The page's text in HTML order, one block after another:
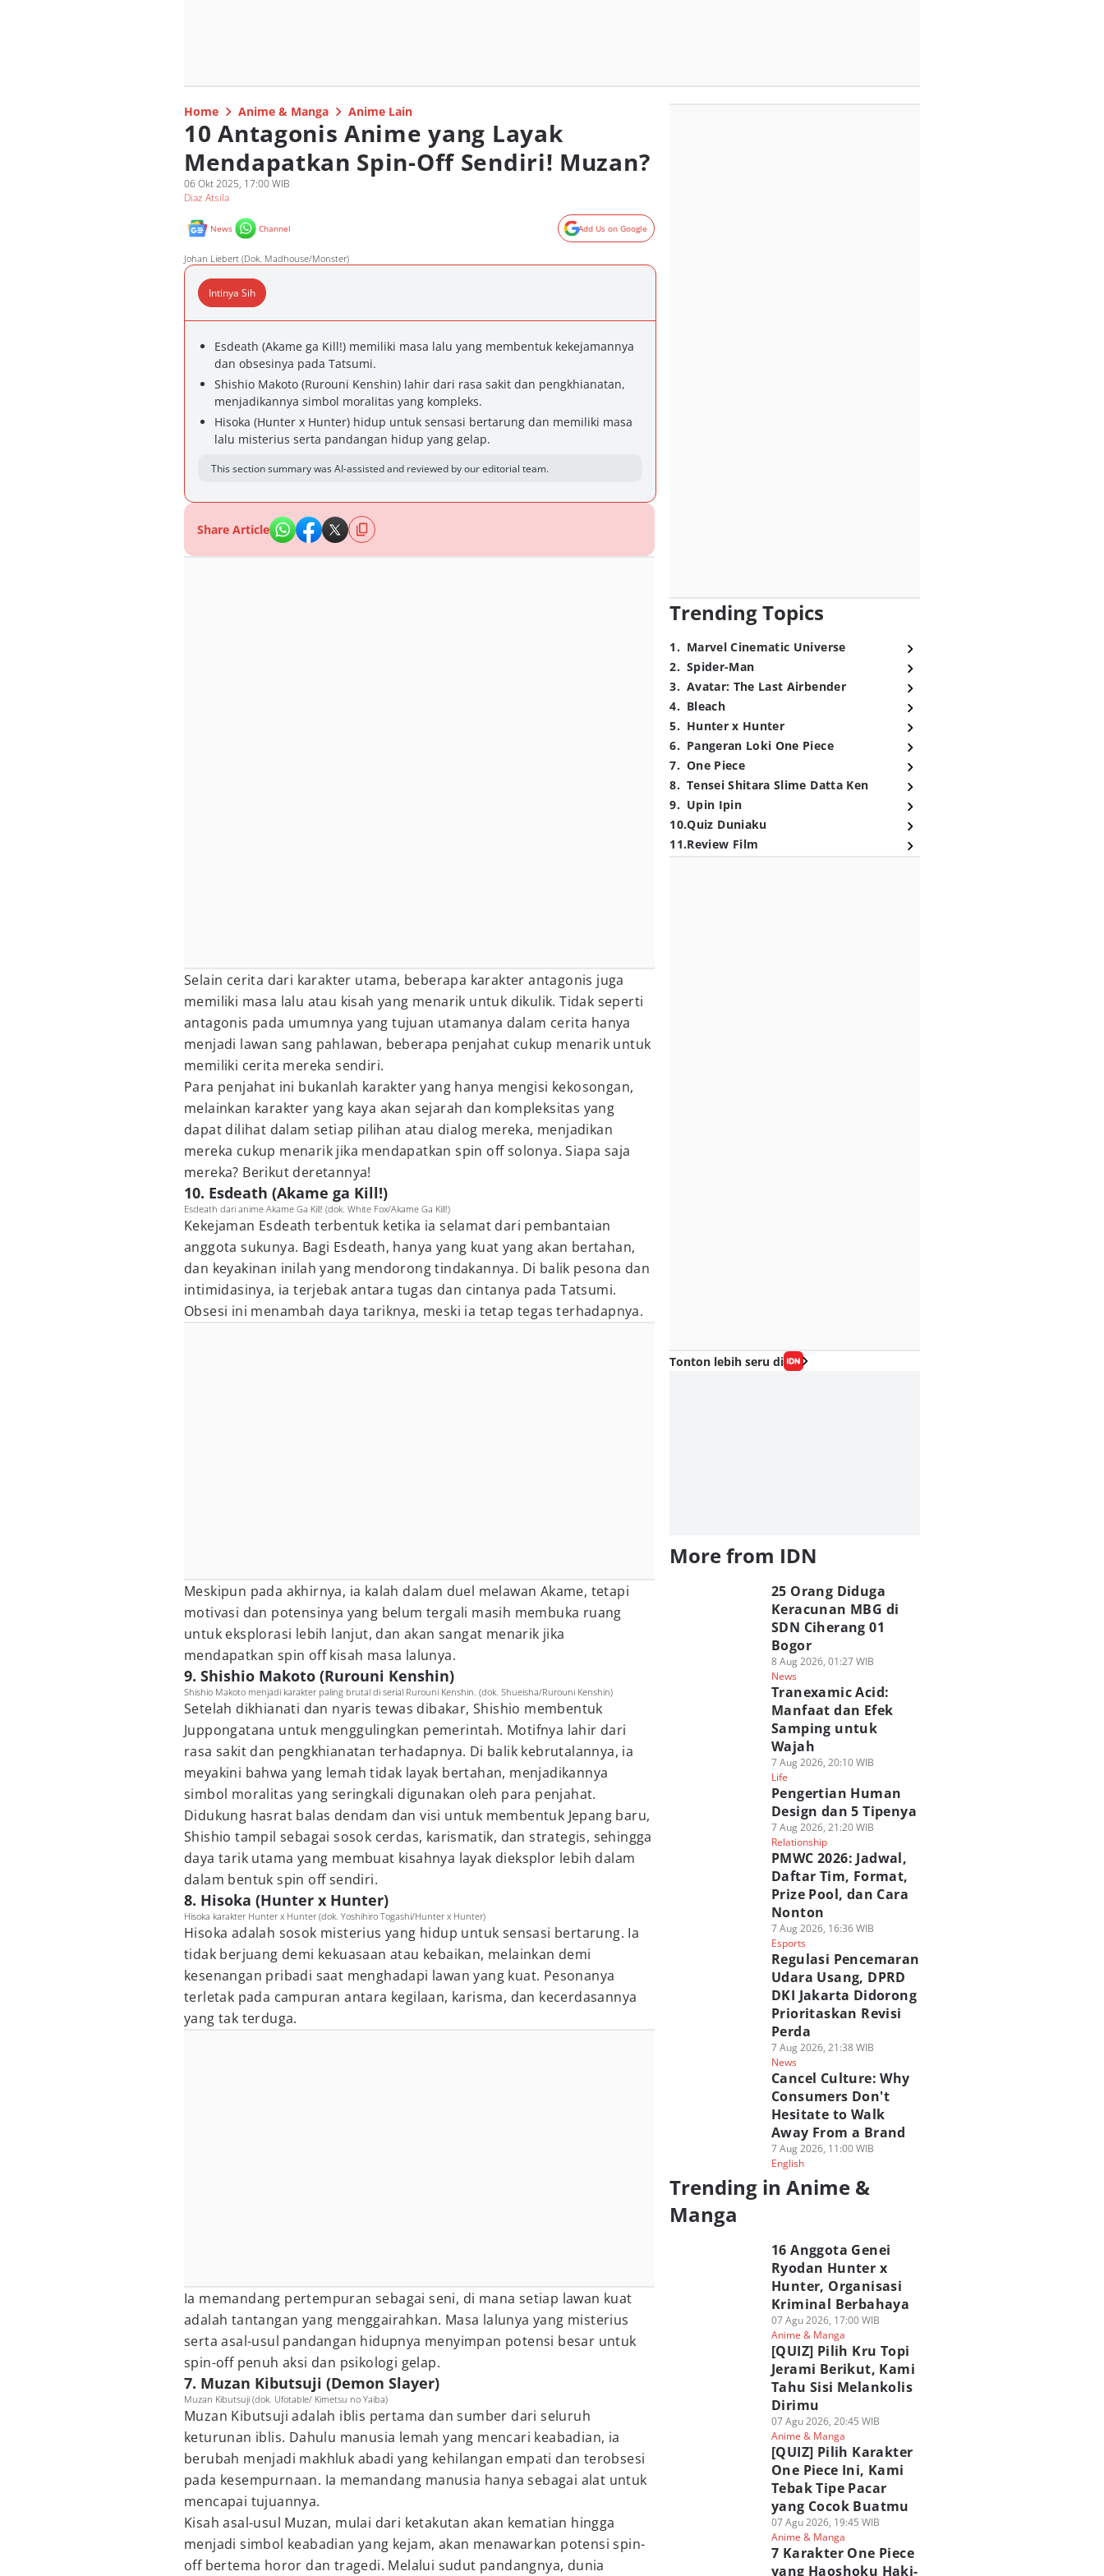
Home Anime & Manga Anime Lain
10 Antagonis Anime yang Layak
Mendapatkan Spin-Off Sendiri! Muzan?
06 Okt 2025, 17:00 WIB
Diaz Atsila
News Channel Add Us on Google
Johan Liebert (Dok. Madhouse/Monster)
Intinya Sih
Esdeath (Akame ga Kill!) memiliki masa lalu yang membentuk kekejamannya
dan obsesinya pada Tatsumi.
Shishio Makoto (Rurouni Kenshin) lahir dari rasa sakit dan pengkhianatan,
menjadikannya simbol moralitas yang kompleks.
Hisoka (Hunter x Hunter) hidup untuk sensasi bertarung dan memiliki masa
lalu misterius serta pandangan hidup yang gelap.
This section summary was AI-assisted and reviewed by our editorial team.
Share Article
Selain cerita dari karakter utama, beberapa karakter antagonis juga
memiliki masa lalu atau kisah yang menarik untuk dikulik. Tidak seperti
antagonis pada umumnya yang tujuan utamanya dalam cerita hanya
menjadi lawan sang pahlawan, beberapa penjahat cukup menarik untuk
memiliki cerita mereka sendiri.
Para penjahat ini bukanlah karakter yang hanya mengisi kekosongan,
melainkan karakter yang kaya akan sejarah dan kompleksitas yang
dapat dilihat dalam setiap pilihan atau dialog mereka, menjadikan
mereka cukup menarik jika mendapatkan spin off solonya. Siapa saja
mereka? Berikut deretannya!
10. Esdeath (Akame ga Kill!)
Esdeath dari anime Akame Ga Kill! (dok. White Fox/Akame Ga Kill!)
Kekejaman Esdeath terbentuk ketika ia selamat dari pembantaian
anggota sukunya. Bagi Esdeath, hanya yang kuat yang akan bertahan,
dan keyakinan inilah yang mendorong tindakannya. Di balik pesona dan
intimidasinya, ia terjebak antara tugas dan cintanya pada Tatsumi.
Obsesi ini menambah daya tariknya, meski ia tetap tegas terhadapnya.
Meskipun pada akhirnya, ia kalah dalam duel melawan Akame, tetapi
motivasi dan potensinya yang belum tergali masih membuka ruang
untuk eksplorasi lebih lanjut, dan akan sangat menarik jika
mendapatkan spin off kisah masa lalunya.
9. Shishio Makoto (Rurouni Kenshin)
Shishio Makoto menjadi karakter paling brutal di serial Rurouni Kenshin. (dok. Shueisha/Rurouni Kenshin)
Setelah dikhianati dan nyaris tewas dibakar, Shishio membentuk
Juppongatana untuk menggulingkan pemerintah. Motifnya lahir dari
rasa sakit dan pengkhianatan terhadapnya. Di balik kebrutalannya, ia
meyakini bahwa yang lemah tidak layak bertahan, menjadikannya
simbol moralitas yang seringkali digunakan oleh para penjahat.
Didukung hasrat balas dendam dan visi untuk membentuk Jepang baru,
Shishio tampil sebagai sosok cerdas, karismatik, dan strategis, sehingga
daya tarik utama yang membuat kisahnya layak dieksplor lebih dalam
dalam bentuk spin off sendiri.
8. Hisoka (Hunter x Hunter)
Hisoka karakter Hunter x Hunter (dok. Yoshihiro Togashi/Hunter x Hunter)
Hisoka adalah sosok misterius yang hidup untuk sensasi bertarung. Ia
tidak berjuang demi kekuasaan atau kebaikan, melainkan demi
kesenangan pribadi saat menghadapi lawan yang kuat. Pesonanya
terletak pada campuran antara kegilaan, karisma, dan kecerdasannya
yang tak terduga.
Ia memandang pertempuran sebagai seni, di mana setiap lawan kuat
adalah tantangan yang menggairahkan. Masa lalunya yang misterius
serta asal-usul pandangan hidupnya menyimpan potensi besar untuk
spin-off penuh aksi dan psikologi gelap.
7. Muzan Kibutsuji (Demon Slayer)
Muzan Kibutsuji (dok. Ufotable/ Kimetsu no Yaiba)
Muzan Kibutsuji adalah iblis pertama dan sumber dari seluruh
keturunan iblis. Dahulu manusia lemah yang mencari keabadian, ia
berubah menjadi makhluk abadi yang kehilangan empati dan terobsesi
pada kesempurnaan. Ia memandang manusia hanya sebagai alat untuk
mencapai tujuannya.
Kisah asal-usul Muzan, mulai dari ketakutan akan kematian hingga
menjadi simbol keabadian yang kejam, akan menawarkan potensi spin-
off bertema horor dan tragedi. Melalui sudut pandangnya, dunia
Trending Topics
1. Marvel Cinematic Universe
2. Spider-Man
3. Avatar: The Last Airbender
4. Bleach
5. Hunter x Hunter
6. Pangeran Loki One Piece
7. One Piece
8. Tensei Shitara Slime Datta Ken
9. Upin Ipin
10.Quiz Duniaku
11.Review Film
Tonton lebih seru di
More from IDN
25 Orang Diduga
Keracunan MBG di
SDN Ciherang 01
Bogor
8 Aug 2026, 01:27 WIB
News
Tranexamic Acid:
Manfaat dan Efek
Samping untuk
Wajah
7 Aug 2026, 20:10 WIB
Life
Pengertian Human
Design dan 5 Tipenya
7 Aug 2026, 21:20 WIB
Relationship
PMWC 2026: Jadwal,
Daftar Tim, Format,
Prize Pool, dan Cara
Nonton
7 Aug 2026, 16:36 WIB
Esports
Regulasi Pencemaran
Udara Usang, DPRD
DKI Jakarta Didorong
Prioritaskan Revisi
Perda
7 Aug 2026, 21:38 WIB
News
Cancel Culture: Why
Consumers Don't
Hesitate to Walk
Away From a Brand
7 Aug 2026, 11:00 WIB
English
Trending in Anime &
Manga
16 Anggota Genei
Ryodan Hunter x
Hunter, Organisasi
Kriminal Berbahaya
07 Agu 2026, 17:00 WIB
Anime & Manga
[QUIZ] Pilih Kru Topi
Jerami Berikut, Kami
Tahu Sisi Melankolis
Dirimu
07 Agu 2026, 20:45 WIB
Anime & Manga
[QUIZ] Pilih Karakter
One Piece Ini, Kami
Tebak Tipe Pacar
yang Cocok Buatmu
07 Agu 2026, 19:45 WIB
Anime & Manga
7 Karakter One Piece
yang Haoshoku Haki-